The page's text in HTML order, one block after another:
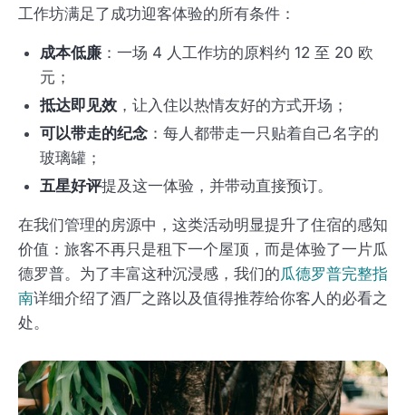
工作坊满足了成功迎客体验的所有条件：
成本低廉 ：一场 4 人工作坊的原料约 12 至 20 欧
元；
抵达即见效 ，让入住以热情友好的方式开场；
可以带走的纪念 ：每人都带走一只贴着自己名字的
玻璃罐；
五星好评提及这一体验，并带动直接预订。
在我们管理的房源中，这类活动明显提升了住宿的感知
价值：旅客不再只是租下一个屋顶，而是体验了一片瓜
德罗普。为了丰富这种沉浸感，我们的瓜德罗普完整指
南详细介绍了酒厂之路以及值得推荐给你客人的必看之
处。